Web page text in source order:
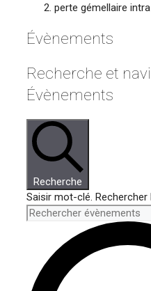
perte gémellaire
Évènements
Recherche et
Évènements
Recherche
Saisir mot-clé.